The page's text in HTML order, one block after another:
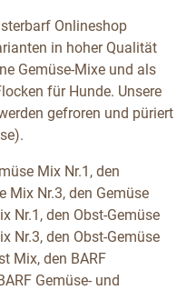
Onlineshop
in hoher Qualität
Gemüse-Mixe und als
für Hunde. Unsere
gefroren und püriert
Mix Nr.1, den
Mix Nr.3, den Gemüse
Nr.1, den Obst-Gemüse
Nr.3, den Obst-Gemüse
Mix, den BARF
Gemüse- und